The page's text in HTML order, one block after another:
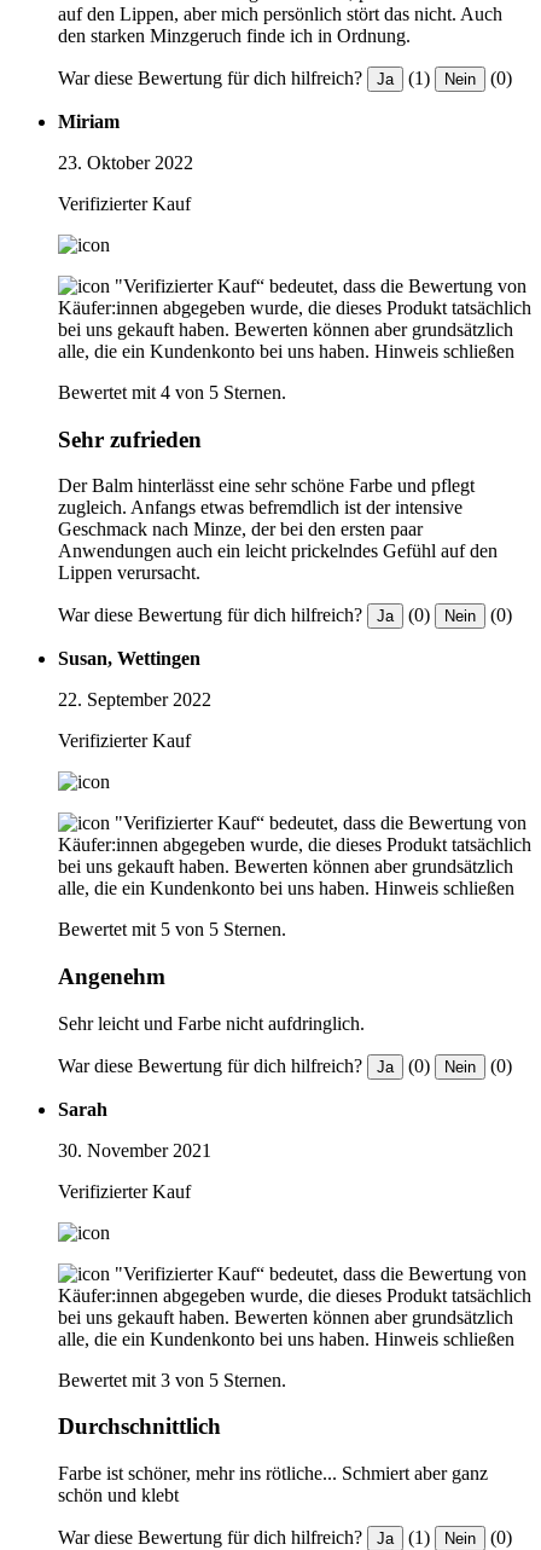
auf den Lippen, aber mich persönlich stört das nicht. Auch
den starken Minzgeruch finde ich in Ordnung.
War diese Bewertung für dich hilfreich? Ja (1) Nein (0)
Miriam
23. Oktober 2022
Verifizierter Kauf
"Verifizierter Kauf“ bedeutet, dass die Bewertung von
Käufer:innen abgegeben wurde, die dieses Produkt tatsächlich
bei uns gekauft haben. Bewerten können aber grundsätzlich
alle, die ein Kundenkonto bei uns haben. Hinweis schließen
Bewertet mit 4 von 5 Sternen.
Sehr zufrieden
Der Balm hinterlässt eine sehr schöne Farbe und pflegt
zugleich. Anfangs etwas befremdlich ist der intensive
Geschmack nach Minze, der bei den ersten paar
Anwendungen auch ein leicht prickelndes Gefühl auf den
Lippen verursacht.
War diese Bewertung für dich hilfreich? Ja (0) Nein (0)
Susan, Wettingen
22. September 2022
Verifizierter Kauf
"Verifizierter Kauf“ bedeutet, dass die Bewertung von
Käufer:innen abgegeben wurde, die dieses Produkt tatsächlich
bei uns gekauft haben. Bewerten können aber grundsätzlich
alle, die ein Kundenkonto bei uns haben. Hinweis schließen
Bewertet mit 5 von 5 Sternen.
Angenehm
Sehr leicht und Farbe nicht aufdringlich.
War diese Bewertung für dich hilfreich? Ja (0) Nein (0)
Sarah
30. November 2021
Verifizierter Kauf
"Verifizierter Kauf“ bedeutet, dass die Bewertung von
Käufer:innen abgegeben wurde, die dieses Produkt tatsächlich
bei uns gekauft haben. Bewerten können aber grundsätzlich
alle, die ein Kundenkonto bei uns haben. Hinweis schließen
Bewertet mit 3 von 5 Sternen.
Durchschnittlich
Farbe ist schöner, mehr ins rötliche... Schmiert aber ganz
schön und klebt
War diese Bewertung für dich hilfreich? Ja (1) Nein (0)